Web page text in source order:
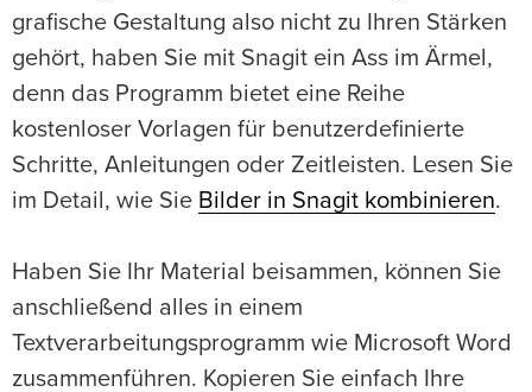
grafische Gestaltung also nicht zu Ihren Stärken
gehört, haben Sie mit Snagit ein Ass im Ärmel,
denn das Programm bietet eine Reihe
kostenloser Vorlagen für benutzerdefinierte
Schritte, Anleitungen oder Zeitleisten. Lesen Sie
im Detail, wie Sie Bilder in Snagit kombinieren.
Haben Sie Ihr Material beisammen, können Sie
anschließend alles in einem
Textverarbeitungsprogramm wie Microsoft Word
zusammenführen. Kopieren Sie einfach Ihre